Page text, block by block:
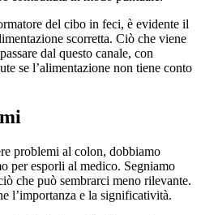
del cibo in feci, è evidente il
scorretta. Ciò che viene
dal questo canale, con
se l’alimentazione non tiene conto
problemi al colon, dobbiamo
per esporli al medico. Segniamo
che può sembrarci meno rilevante.
l’importanza e la significatività.